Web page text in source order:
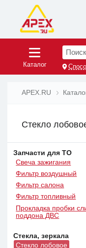
Каталог
APEX.RU
Стекло
Запчасти для ТО
Свеча зажигания
Фильтр воздушный
Фильтр салона
Фильтр топливный
Прокладка пробки
поддона ДВС
Стекла, зеркала
Стекло лобовое